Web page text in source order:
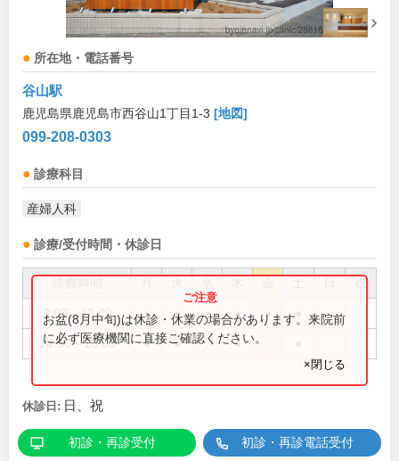
所在地・電話番号
谷山駅
鹿児島県鹿児島市西谷山1丁目1-3 [地図]
099-208-0303
診療科目
産婦人科
診療/受付時間・休診日
祝
9:00～12:00 ● ● ● ● ●
14:00～18:00 ● ● ●
お盆(8月中旬)は休診・休業の場合があります。来院前
に必ず医療機関に直接ご確認ください。
×閉じる
休診日: 日、祝
初診・再診受付 初診・再診電話受付